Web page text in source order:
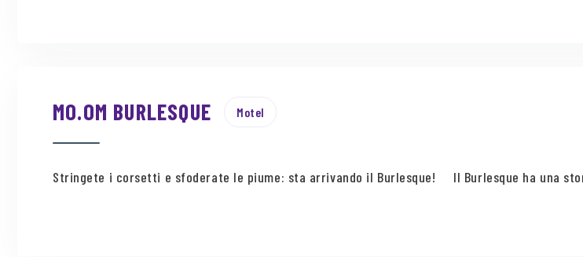
MO.OM BURLESQUE Motel
Stringete i corsetti e sfoderate le piume: sta arrivando il Burlesque! Il Burlesque ha una